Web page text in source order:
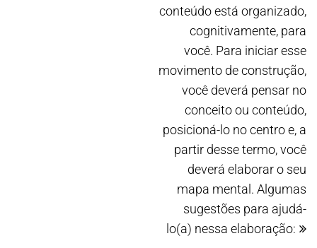
conteúdo está organizado,
cognitivamente, para
você. Para iniciar esse
movimento de construção,
você deverá pensar no
conceito ou conteúdo,
posicioná-lo no centro e, a
partir desse termo, você
deverá elaborar o seu
mapa mental. Algumas
sugestões para ajudá-
lo(a) nessa elaboração: